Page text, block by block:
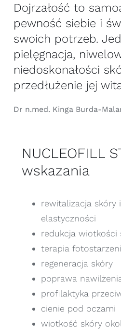
Dojrzałość to
pewność siebie i
swoich potrzeb.
pielęgnacja,
niedoskonałości
przedłużenie jej
Dr n.med. Kinga Burda-
NUCLEOFILL
wskazania
rewitalizacja skóry
elastyczności
redukcja wiotkości
terapia
regeneracja skóry
poprawa
profilaktyka
cienie pod oczami
wiotkość skóry